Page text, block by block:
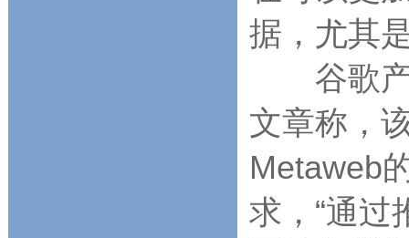
据，尤其
谷歌产
文章称，
Metaweb
求，“通过